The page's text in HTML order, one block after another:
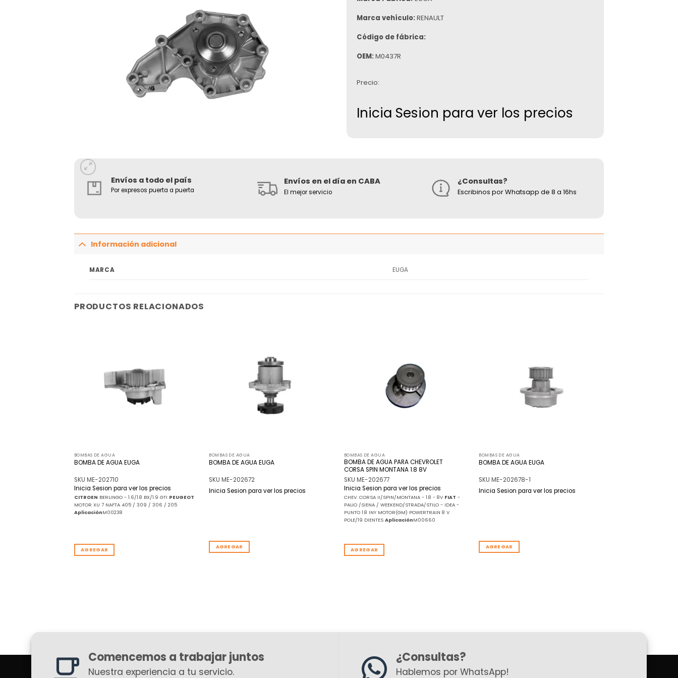
Marca vehículo: RENAULT
Código de fábrica:
OEM: M0437R
Precio:
Inicia Sesion para ver los precios
Envíos a todo el país
Por expresos puerta a puerta
Envíos en el día en CABA
El mejor servicio
¿Consultas?
Escribinos por Whatsapp de 8 a 16hs
Información adicional
MARCA EUGA
PRODUCTOS RELACIONADOS
BOMBAS DE AGUA
BOMBA DE AGUA EUGA
SKU ME-202710
Inicia Sesion para ver los precios
CITROEN BERLINGO - 1.6/1.8 BX/1.9 GTI PEUGEOT
MOTOR XU 7 NAFTA 405 / 309 / 306 / 205
AplicaciónM00238
AGREGAR
BOMBAS DE AGUA
BOMBA DE AGUA EUGA
SKU ME-202672
Inicia Sesion para ver los precios
AGREGAR
BOMBAS DE AGUA
BOMBA DE AGUA PARA CHEVROLET
CORSA SPIN MONTANA 1.8 8V
SKU ME-202677
Inicia Sesion para ver los precios
CHEV. CORSA II/SPIN/MONTANA - 1.8 - 8V FIAT -
PALIO /SIENA / WEEKEND/STRADA/STILO - IDEA -
PUNTO 1.8 INY MOTOR(GM) POWERTRAIN 8 V
POLE/19 DIENTES AplicaciónM00660
AGREGAR
BOMBAS DE AGUA
BOMBA DE AGUA EUGA
SKU ME-202678-1
Inicia Sesion para ver los precios
AGREGAR
Comencemos a trabajar juntos
Nuestra experiencia a tu servicio.
¿Consultas?
Hablemos por WhatsApp!